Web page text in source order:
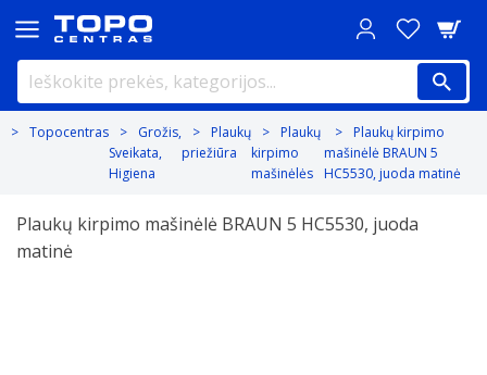
Topocentras
Grožis,
Sveikata,
Higiena
Plaukų
priežiūra
Plaukų
kirpimo
mašinėlės
Plaukų kirpimo
mašinėlė BRAUN 5
HC5530, juoda matinė
Plaukų kirpimo mašinėlė BRAUN 5 HC5530, juoda
matinė